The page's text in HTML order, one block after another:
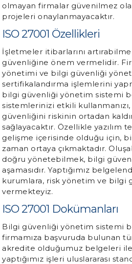
olmayan firmalar güvenilmez
projeleri onaylanmayacaktır.
ISO 27001 Özellikleri
İşletmeler itibarlarını
güvenliğine önem vermelidir.
yönetimi ve bilgi güvenliği
sertifikalandırma işlemlerini
bilgi güvenliği yönetim sistemi
sistemlerinizi etkili
güvenliğini riskinin ortadan
sağlayacaktır. Özellikle yazılım
gelişme içerisinde olduğu için,
zaman ortaya çıkmaktadır.
doğru yönetebilmek, bilgi
aşamasıdır. Yaptığımız
kurumlara, risk yönetim ve bilgi
vermekteyiz.
ISO 27001 Dokümanları
Bilgi güvenliği yönetim sistemi
firmamıza başvuruda bulunan
akredite olduğumuz belgeleri
yaptığımız işleri uluslararası